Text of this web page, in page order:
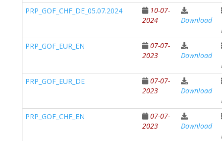
PRP_GOF_CHF_DE_05.07.2024
10-07-
2024
Download
PRP_GOF_EUR_EN
07-07-
2023
Download
PRP_GOF_EUR_DE
07-07-
2023
Download
PRP_GOF_CHF_EN
07-07-
2023
Download